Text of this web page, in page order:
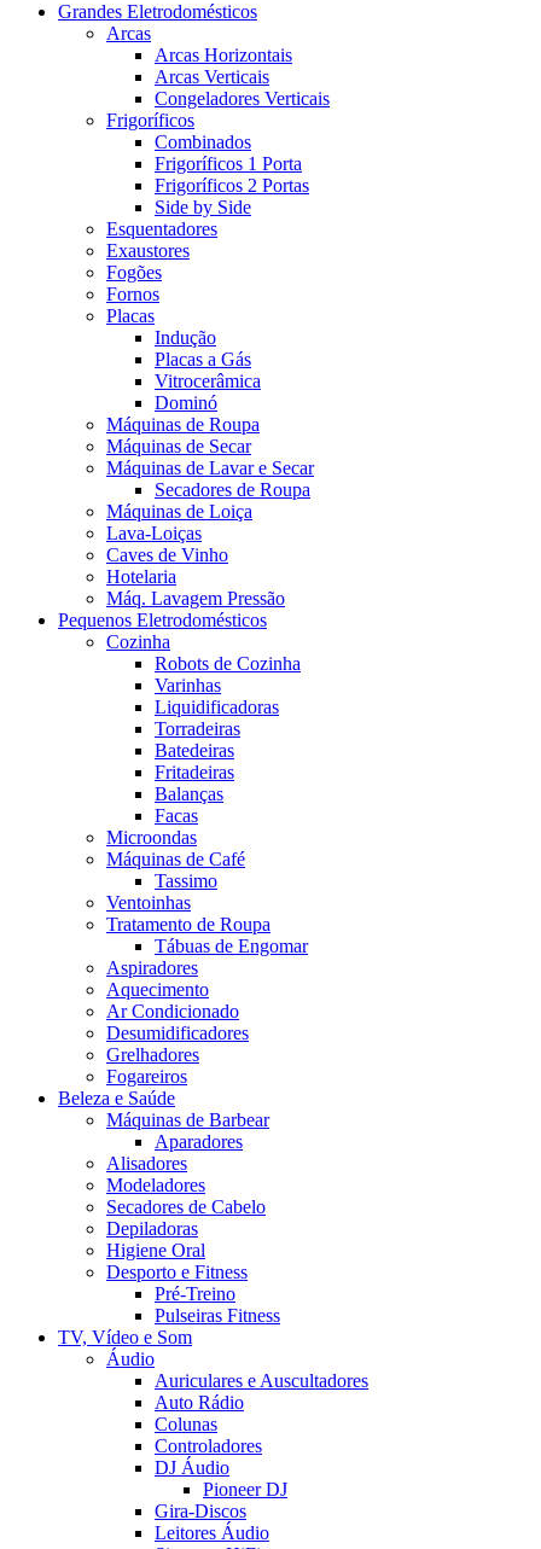
Grandes Eletrodomésticos
Arcas
Arcas Horizontais
Arcas Verticais
Congeladores Verticais
Frigoríficos
Combinados
Frigoríficos 1 Porta
Frigoríficos 2 Portas
Side by Side
Esquentadores
Exaustores
Fogões
Fornos
Placas
Indução
Placas a Gás
Vitrocerâmica
Dominó
Máquinas de Roupa
Máquinas de Secar
Máquinas de Lavar e Secar
Secadores de Roupa
Máquinas de Loiça
Lava-Loiças
Caves de Vinho
Hotelaria
Máq. Lavagem Pressão
Pequenos Eletrodomésticos
Cozinha
Robots de Cozinha
Varinhas
Liquidificadoras
Torradeiras
Batedeiras
Fritadeiras
Balanças
Facas
Microondas
Máquinas de Café
Tassimo
Ventoinhas
Tratamento de Roupa
Tábuas de Engomar
Aspiradores
Aquecimento
Ar Condicionado
Desumidificadores
Grelhadores
Fogareiros
Beleza e Saúde
Máquinas de Barbear
Aparadores
Alisadores
Modeladores
Secadores de Cabelo
Depiladoras
Higiene Oral
Desporto e Fitness
Pré-Treino
Pulseiras Fitness
TV, Vídeo e Som
Áudio
Auriculares e Auscultadores
Auto Rádio
Colunas
Controladores
DJ Áudio
Pioneer DJ
Gira-Discos
Leitores Áudio